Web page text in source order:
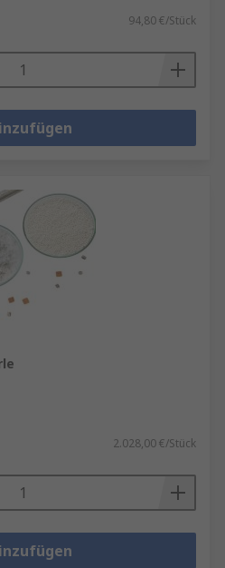
94,80 €/Stück
2.028,00 €/Stück